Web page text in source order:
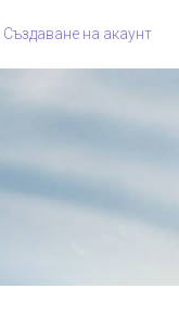
Създаване на акаунт